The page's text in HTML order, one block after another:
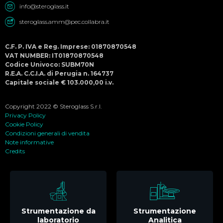
info@steroglass.it
steroglass.amm@pec.collabra.it
C.F. P. IVA e Reg. Imprese: 01870870548
VAT NUMBER: IT01870870548
Codice Univoco: SUBM70N
R.E.A. C.C.I.A. di Perugia n. 164737
Capitale sociale € 103.000,00 i.v.
Copyright 2022 © Steroglass S.r.l.
Privacy Policy
Cookie Policy
Condizioni generali di vendita
Note informative
Credits
Strumentazione da
laboratorio
Strumentazione
Analitica